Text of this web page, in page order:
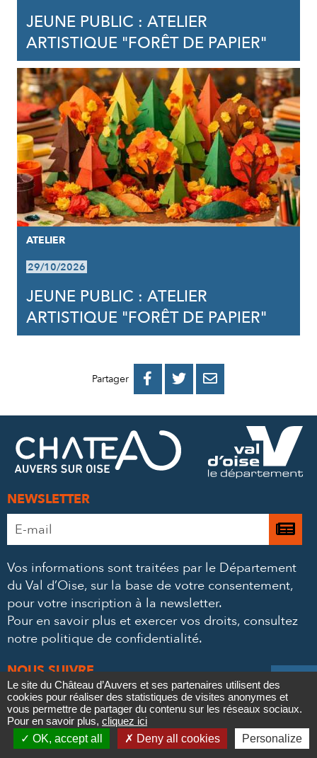
Contact

Newsletter
JEUNE PUBLIC : ATELIER
ARTISTIQUE "FORÊT DE PAPIER"
ATELIER
29/10/2026
JEUNE PUBLIC : ATELIER
ARTISTIQUE "FORÊT DE PAPIER"
Partager 
PARTAGER
FACEBOOK
PARTAGER
PARTAGER
MAIL
NEWSLETTER
Adresse
e-
*
Je
à
Vos informations sont traitées par le Département
du Val d’Oise, sur la base de votre consentement,
pour votre inscription à la newsletter.
Pour en savoir plus et exercer vos droits, consultez
notre politique de confidentialité.
NOUS SUIVRE
Le
Château

Le
Château

Le
Château

Le
Château

Mentions légales Politique de confidentialité
Crédits
Partenaires & Mécènes
Recrutement Marchés publics
Le site du Château d’Auvers et ses partenaires utilisent des
cookies pour réaliser des statistiques de visites anonymes et
vous permettre de partager du contenu sur les réseaux sociaux.
Pour en savoir plus, cliquez ici
OK, accept all
Deny all cookies Personalize